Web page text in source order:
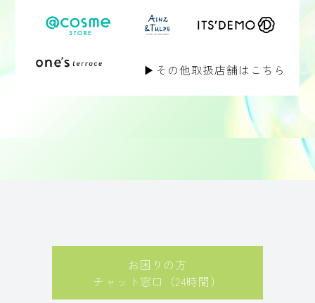
▶その他取扱店舗はこちら
お困りの方
チャット窓口（24時間）